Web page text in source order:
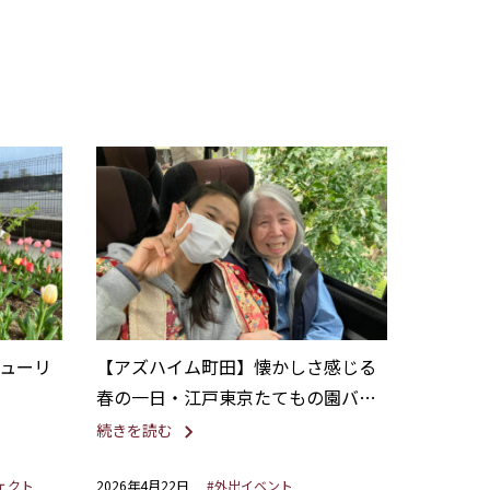
ーリ
クト
【アズハイム町田】懐かしさ感じる
春の一日・江戸東京たてもの園バス
ツアー
続きを読む
2026年4月22日 #外出イベント